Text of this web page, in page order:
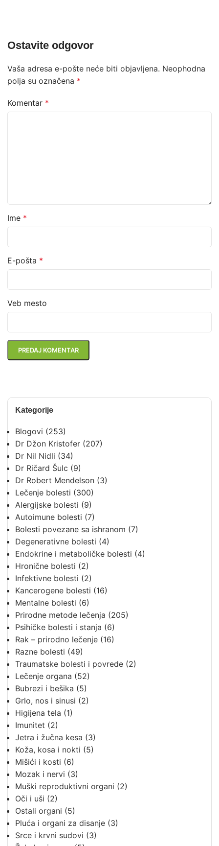
Kategorije
Blogovi (253)
Dr Džon Kristofer (207)
Dr Nil Nidli (34)
Dr Ričard Šulc (9)
Dr Robert Mendelson (3)
Lečenje bolesti (300)
Alergijske bolesti (9)
Autoimune bolesti (7)
Bolesti povezane sa ishranom (7)
Degenerativne bolesti (4)
Endokrine i metaboličke bolesti (4)
Hronične bolesti (2)
Infektivne bolesti (2)
Kancerogene bolesti (16)
Mentalne bolesti (6)
Prirodne metode lečenja (205)
Psihičke bolesti i stanja (6)
Rak – prirodno lečenje (16)
Razne bolesti (49)
Traumatske bolesti i povrede (2)
Lečenje organa (52)
Bubrezi i bešika (5)
Grlo, nos i sinusi (2)
Higijena tela (1)
Imunitet (2)
Jetra i žučna kesa (3)
Koža, kosa i nokti (5)
Mišići i kosti (6)
Mozak i nervi (3)
Muški reproduktivni organi (2)
Oči i uši (2)
Ostali organi (5)
Pluća i organi za disanje (3)
Srce i krvni sudovi (3)
Ostavite odgovor
Vaša adresa e-pošte neće biti objavljena. Neophodna
polja su označena *
Komentar *
Ime *
E-pošta *
Veb mesto